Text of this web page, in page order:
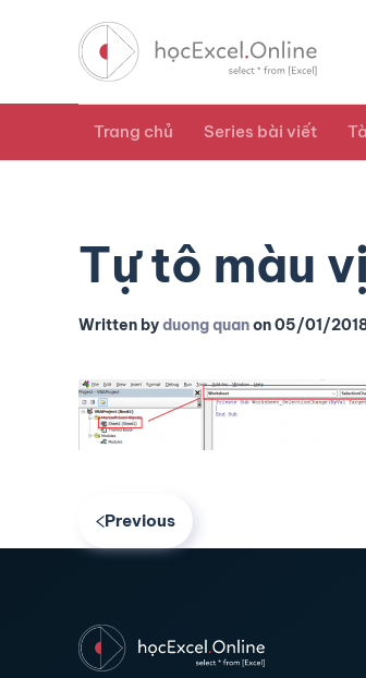
Trang chủ Series bài viết
Tự tô màu
Written byduong quanon05/01/
Previous